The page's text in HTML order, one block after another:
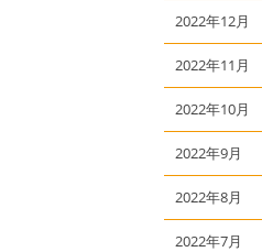
2022年12月
2022年11月
2022年10月
2022年9月
2022年8月
2022年7月